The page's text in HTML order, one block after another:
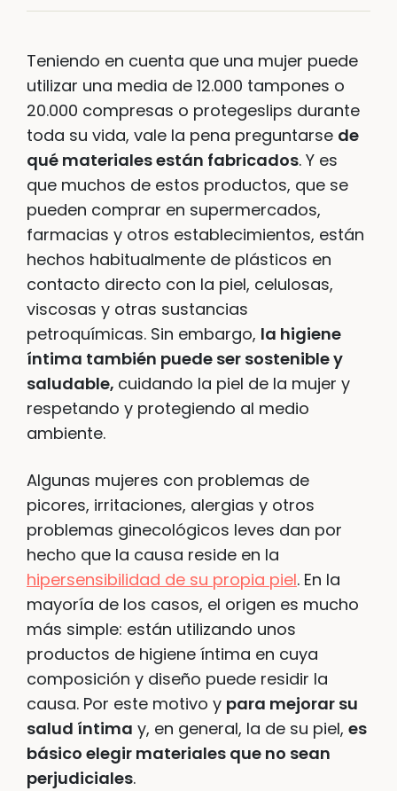
Teniendo en cuenta que una mujer puede
utilizar una media de 12.000 tampones o
20.000 compresas o protegeslips durante
toda su vida, vale la pena preguntarse de
qué materiales están fabricados. Y es
que muchos de estos productos, que se
pueden comprar en supermercados,
farmacias y otros establecimientos, están
hechos habitualmente de plásticos en
contacto directo con la piel, celulosas,
viscosas y otras sustancias
petroquímicas. Sin embargo, la higiene
íntima también puede ser sostenible y
saludable, cuidando la piel de la mujer y
respetando y protegiendo al medio
ambiente.
Algunas mujeres con problemas de
picores, irritaciones, alergias y otros
problemas ginecológicos leves dan por
hecho que la causa reside en la
hipersensibilidad de su propia piel. En la
mayoría de los casos, el origen es mucho
más simple: están utilizando unos
productos de higiene íntima en cuya
composición y diseño puede residir la
causa. Por este motivo y para mejorar su
salud íntima y, en general, la de su piel, es
básico elegir materiales que no sean
perjudiciales.